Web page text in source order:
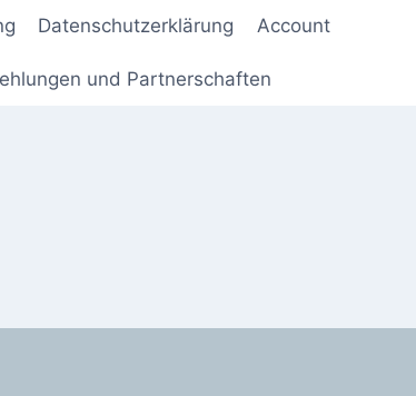
Datenschutzerklärung Account
und Partnerschaften